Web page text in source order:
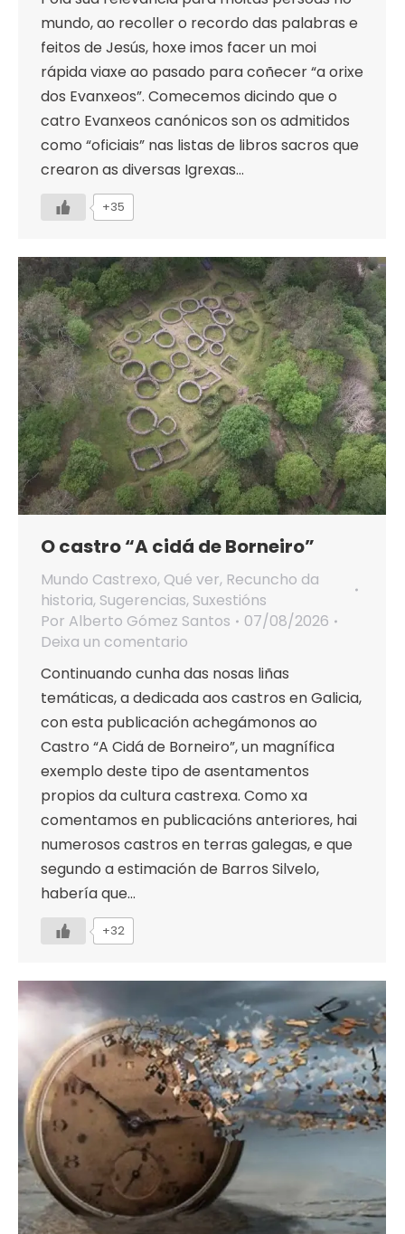
mundo, ao recoller o recordo das palabras e
feitos de Jesús, hoxe imos facer un moi
rápida viaxe ao pasado para coñecer “a orixe
dos Evanxeos”. Comecemos dicindo que o
catro Evanxeos canónicos son os admitidos
como “oficiais” nas listas de libros sacros que
crearon as diversas Igrexas…
+35
O castro “A cidá de Borneiro”
Mundo Castrexo, Qué ver, Recuncho da
historia, Sugerencias, Suxestións
Por Alberto Gómez Santos
07/08/2026
Deixa un comentario
Continuando cunha das nosas liñas
temáticas, a dedicada aos castros en Galicia,
con esta publicación achegámonos ao
Castro “A Cidá de Borneiro”, un magnífica
exemplo deste tipo de asentamentos
propios da cultura castrexa. Como xa
comentamos en publicacións anteriores, hai
numerosos castros en terras galegas, e que
segundo a estimación de Barros Silvelo,
habería que…
+32